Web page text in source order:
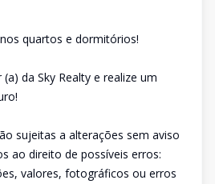
quartos e dormitórios!
da Sky Realty e realize um
sujeitas a alterações sem aviso
ao direito de possíveis erros:
valores, fotográficos ou erros